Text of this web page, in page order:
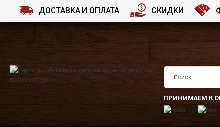
ДОСТАВКА И ОПЛАТА СКИДКИ
ПРИНИМАЕМ К